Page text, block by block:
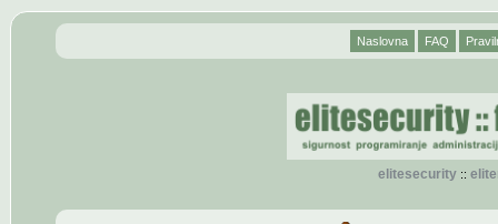
Naslovna FAQ
elitesecurity::